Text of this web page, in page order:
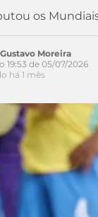
os
Moreira
19:53 de 05/07/2026
há 1 mês